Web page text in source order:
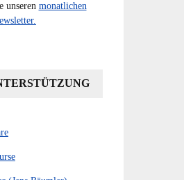
unseren monatlichen